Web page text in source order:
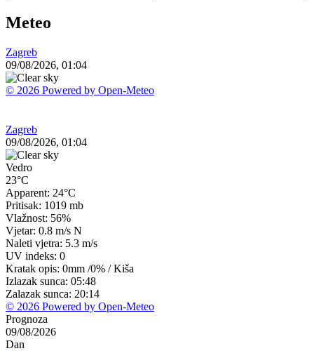
Meteo
Zagreb
09/08/2026, 01:04
© 2026 Powered by Open-Meteo
Zagreb
09/08/2026, 01:04
Vedro
23°C
Apparent: 24°C
Pritisak: 1019 mb
Vlažnost: 56%
Vjetar: 0.8 m/s N
Naleti vjetra: 5.3 m/s
UV indeks: 0
Kratak opis: 0mm /0% /Kiša
Izlazak sunca: 05:48
Zalazak sunca: 20:14
© 2026 Powered by Open-Meteo
Prognoza
09/08/2026
Dan